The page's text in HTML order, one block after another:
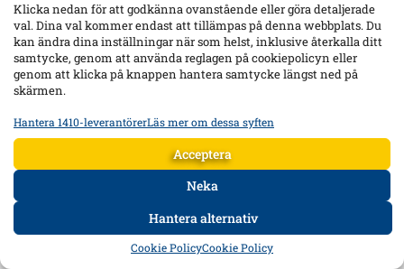
Klicka nedan för att godkänna ovanstående eller göra detaljerade
val. Dina val kommer endast att tillämpas på denna webbplats. Du
kan ändra dina inställningar när som helst, inklusive återkalla ditt
samtycke, genom att använda reglagen på cookiepolicyn eller
genom att klicka på knappen hantera samtycke längst ned på
skärmen.
Statistik
Lagra och/eller få åtkomst till information på en enhet, Mäta
reklamprestanda, Mäta innehållsprestanda, Förstå målgrupper
genom statistik eller kombinationer av data från olika källor.
Lagra och/eller få åtkomst till information på en enhet,
Hantera 1410-leverantörerLäs mer om dessa syften
Acceptera
Neka
Hantera alternativ
Cookie PolicyCookie Policy
DATA FORUM